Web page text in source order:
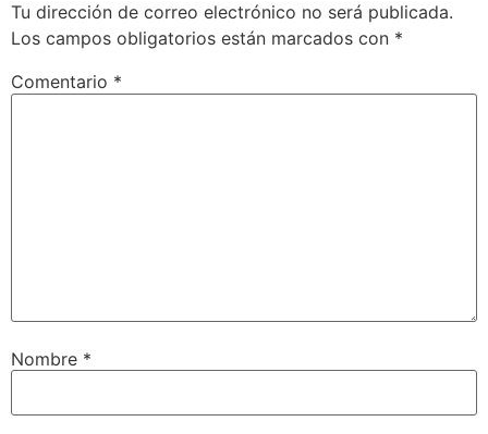
Tu dirección de correo electrónico no será publicada.
Los campos obligatorios están marcados con *
Comentario *
Nombre *